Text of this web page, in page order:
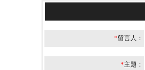
*留言人：
*主題：